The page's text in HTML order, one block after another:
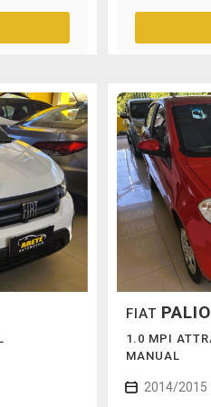
FIAT PALIO
1.0 MPI
MANUAL
2014/2015